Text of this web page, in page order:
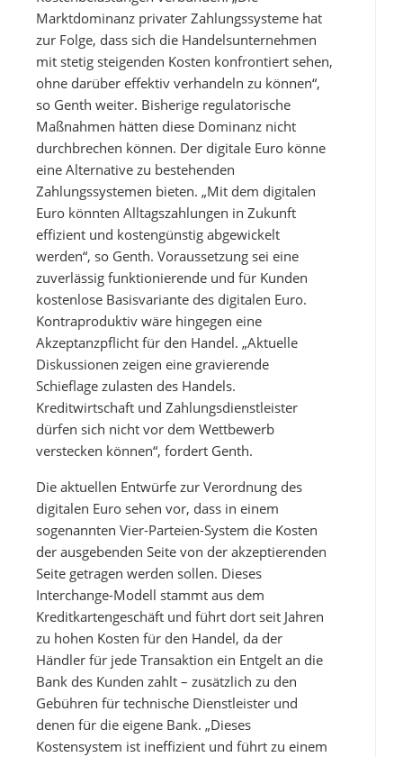
Marktdominanz privater Zahlungssysteme hat
zur Folge, dass sich die Handelsunternehmen
mit stetig steigenden Kosten konfrontiert sehen,
ohne darüber effektiv verhandeln zu können“,
so Genth weiter. Bisherige regulatorische
Maßnahmen hätten diese Dominanz nicht
durchbrechen können. Der digitale Euro könne
eine Alternative zu bestehenden
Zahlungssystemen bieten. „Mit dem digitalen
Euro könnten Alltagszahlungen in Zukunft
effizient und kostengünstig abgewickelt
werden“, so Genth. Voraussetzung sei eine
zuverlässig funktionierende und für Kunden
kostenlose Basisvariante des digitalen Euro.
Kontraproduktiv wäre hingegen eine
Akzeptanzpflicht für den Handel. „Aktuelle
Diskussionen zeigen eine gravierende
Schieflage zulasten des Handels.
Kreditwirtschaft und Zahlungsdienstleister
dürfen sich nicht vor dem Wettbewerb
verstecken können“, fordert Genth.
Die aktuellen Entwürfe zur Verordnung des
digitalen Euro sehen vor, dass in einem
sogenannten Vier-Parteien-System die Kosten
der ausgebenden Seite von der akzeptierenden
Seite getragen werden sollen. Dieses
Interchange-Modell stammt aus dem
Kreditkartengeschäft und führt dort seit Jahren
zu hohen Kosten für den Handel, da der
Händler für jede Transaktion ein Entgelt an die
Bank des Kunden zahlt – zusätzlich zu den
Gebühren für technische Dienstleister und
denen für die eigene Bank. „Dieses
Kostensystem ist ineffizient und führt zu einem